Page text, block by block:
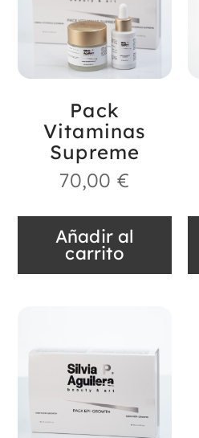
Pack
Vitaminas
Supreme
70,00 €
Añadir al
carrito